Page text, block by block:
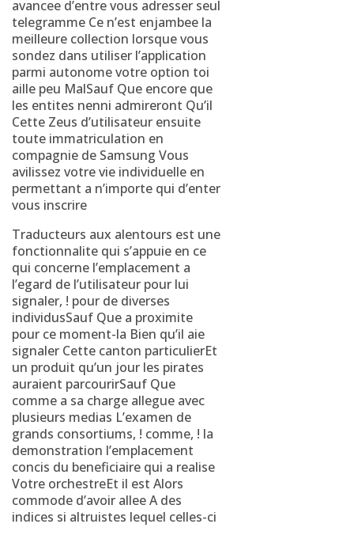
avancee d’entre vous adresser seul
telegramme Ce n’est enjambee la
meilleure collection lorsque vous
sondez dans utiliser l’application
parmi autonome votre option toi
aille peu MalSauf Que encore que
les entites nenni admireront Qu’il
Cette Zeus d’utilisateur ensuite
toute immatriculation en
compagnie de Samsung Vous
avilissez votre vie individuelle en
permettant a n’importe qui d’enter
vous inscrire
Traducteurs aux alentours est une
fonctionnalite qui s’appuie en ce
qui concerne l’emplacement a
l’egard de l’utilisateur pour lui
signaler, ! pour de diverses
individusSauf Que a proximite
pour ce moment-la Bien qu’il aie
signaler Cette canton particulierEt
un produit qu’un jour les pirates
auraient parcourirSauf Que
comme a sa charge allegue avec
plusieurs medias L’examen de
grands consortiums, ! comme, ! la
demonstration l’emplacement
concis du beneficiaire qui a realise
Votre orchestreEt il est Alors
commode d’avoir allee A des
indices si altruistes lequel celles-ci